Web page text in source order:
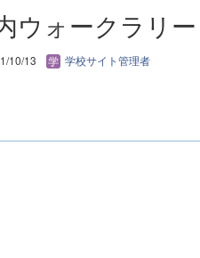
ウォークラリー
10/13 学校サイト管理者